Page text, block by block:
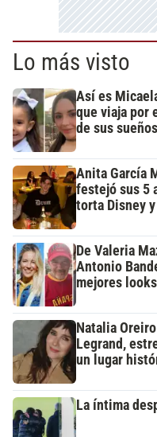
Lo más visto
Así es
que viaja por
de sus sueños
Anita García
festejó sus 5
torta Disney
De Valeria
Antonio
mejores
Natalia
Legrand,
un lugar
La íntima